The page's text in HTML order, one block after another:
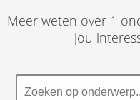
Meer weten over 1
jou